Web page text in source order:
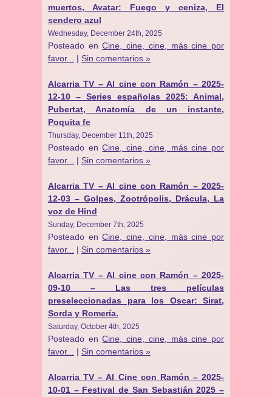
muertos, Avatar: Fuego y ceniza, El
sendero azul
Wednesday, December 24th, 2025
Posteado enCine, cine, cine, más cine por
favor...
| Sin comentarios »
Alcarria TV – Al cine con Ramón – 2025-
12-10 – Series españolas 2025: Animal,
Pubertat, Anatomía de un instante,
Poquita fe
Thursday, December 11th, 2025
Posteado enCine, cine, cine, más cine por
favor...
| Sin comentarios »
Alcarria TV – Al cine con Ramón – 2025-
12-03 – Golpes, Zootrópolis, Drácula, La
voz de Hind
Sunday, December 7th, 2025
Posteado enCine, cine, cine, más cine por
favor...
| Sin comentarios »
Alcarria TV – Al cine con Ramón – 2025-
09-10 – Las tres películas
preseleccionadas para los Oscar: Sirat,
Sorda y Romería.
Saturday, October 4th, 2025
Posteado enCine, cine, cine, más cine por
favor...
| Sin comentarios »
Alcarria TV – Al Cine con Ramón – 2025-
10-01 – Festival de San Sebastián 2025 –